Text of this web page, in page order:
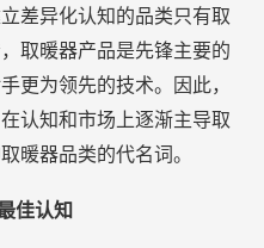
差异化认知的品类只有取
取暖器产品是先锋主要的
更为领先的技术。因此，
认知和市场上逐渐主导取
暖器品类的代名词。
佳认知